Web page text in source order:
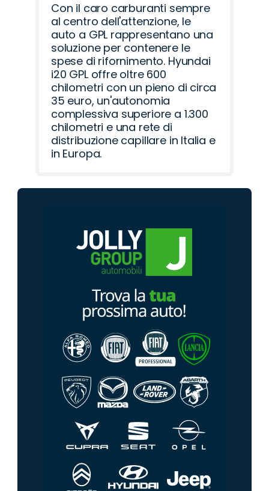
Con il caro carburanti sempre
al centro dell'attenzione, le
auto a GPL rappresentano una
soluzione per contenere le
spese di rifornimento. Hyundai
i20 GPL offre oltre 600
chilometri con un pieno di circa
35 euro, un'autonomia
complessiva superiore a 1.300
chilometri e una rete di
distribuzione capillare in Italia e
in Europa.